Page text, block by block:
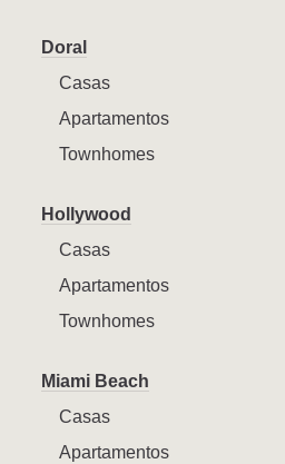
Doral
Casas
Apartamentos
Townhomes
Hollywood
Casas
Apartamentos
Townhomes
Miami Beach
Casas
Apartamentos